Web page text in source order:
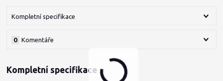
Kompletní specifikace
Komentáře
0
Kompletní specifikace